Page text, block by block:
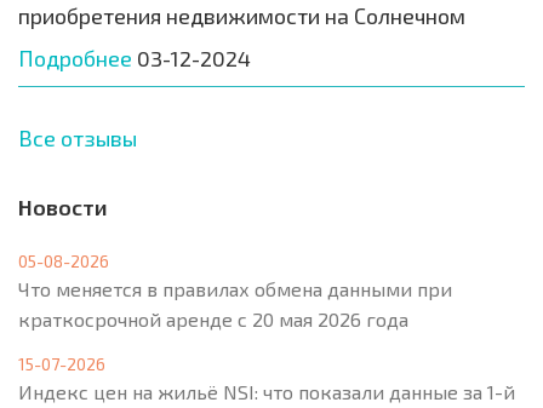
приобретения недвижимости на Солнечном
Подробнее 03-12-2024
Все отзывы
Новости
05-08-2026
Что меняется в правилах обмена данными при
краткосрочной аренде с 20 мая 2026 года
15-07-2026
Индекс цен на жильё NSI: что показали данные за 1-й